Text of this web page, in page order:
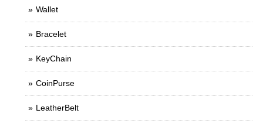
Wallet
Bracelet
KeyChain
CoinPurse
LeatherBelt